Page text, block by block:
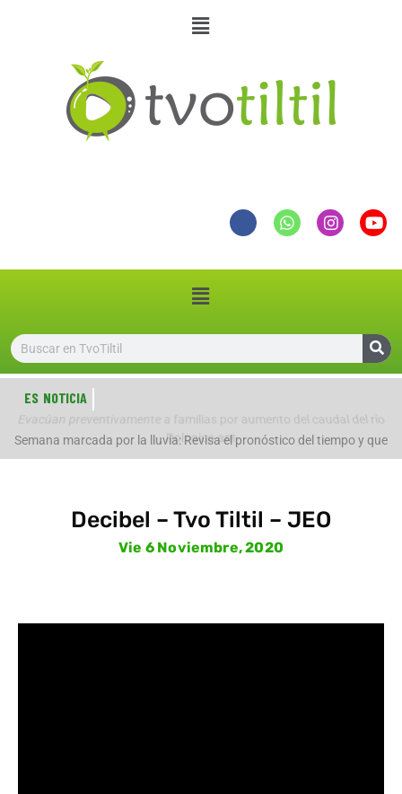
ES NOTICIA
Semana marcada por la lluvia: Revisa el pronóstico del tiempo y que
Evacúan preventivamente a familias por aumento del caudal del río
Polpaico ant
Decibel – Tvo Tiltil – JEO
Vie 6 Noviembre, 2020